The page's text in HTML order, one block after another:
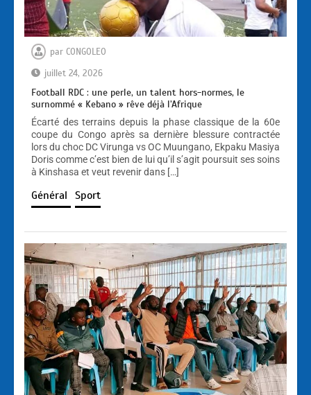
par CONGOLEO
juillet 24, 2026
Football RDC : une perle, un talent hors-normes, le
surnommé « Kebano » rêve déjà l’Afrique
Écarté des terrains depuis la phase classique de la 60e
coupe du Congo après sa dernière blessure contractée
lors du choc DC Virunga vs OC Muungano, Ekpaku Masiya
Doris comme c’est bien de lui qu’il s’agit poursuit ses soins
à Kinshasa et veut revenir dans […]
Général Sport